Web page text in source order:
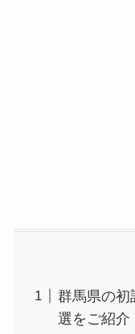
群馬県の初
選をご紹介